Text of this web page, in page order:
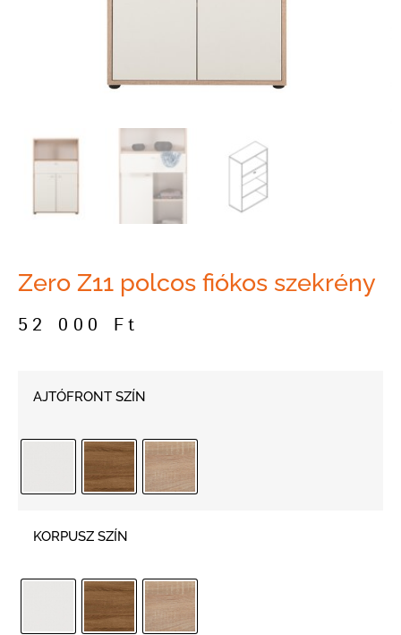
Zero Z11 polcos fiókos szekrény
52 000 Ft
AJTÓFRONT SZÍN
KORPUSZ SZÍN